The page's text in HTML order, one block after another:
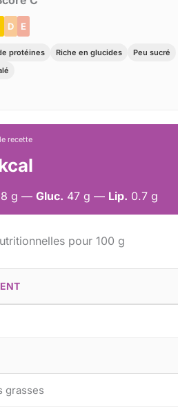
D E
protéines Riche en glucides
Peu sucré
recette
g — Gluc. 47 g — Lip. 0.7 g
pour 100 g
grasses